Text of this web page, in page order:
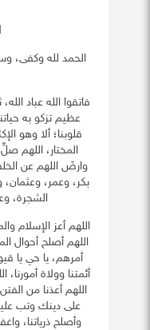
الحمد لله وكفى،
فاتقوا الله عباد
عظيم تزكو به
قلوبنا؛ ألا وهو
المختار، اللهم
وارضَ اللهم عن
بكر، وعمر،
الشجرة،
اللهم أعز الإسلام
اللهم أصلح أحوال
أمرهم، يا حي يا
أئمتنا وولاة
اللهم أعذنا من
على دينك وتب
وأصلح ذرياتنا،